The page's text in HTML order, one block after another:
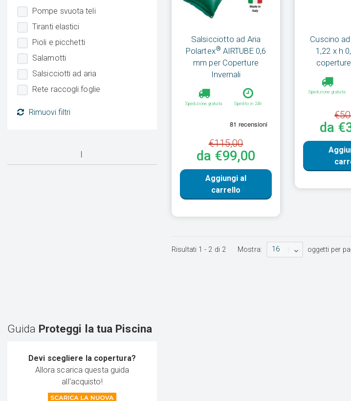
Salsicciotto ad Aria
Polartex® AIRTUBE 0,6
mm per Coperture
Invernali
Spedizione gratuita Spedito in 24h
€115,00
da €99,00
Aggiungi al
carrello
Cuscino
1,22 x h
Spedizione gratuita
da
Risultati 1 - 2 di 2 Mostra: 16 oggetti per
Pompe svuota teli
Tiranti elastici
Pioli e picchetti
Salamotti
Salsicciotti ad aria
Rete raccogli foglie
Rimuovi filtri
Guida Proteggi la tua Piscina
Devi scegliere la copertura?
Allora scarica questa guida
all'acquisto!